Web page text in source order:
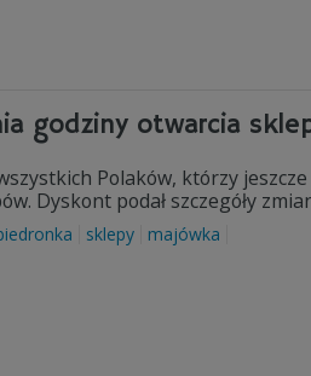
godziny otwarcia
Polaków, którzy
Dyskont podał szczegóły
sklepy majówka